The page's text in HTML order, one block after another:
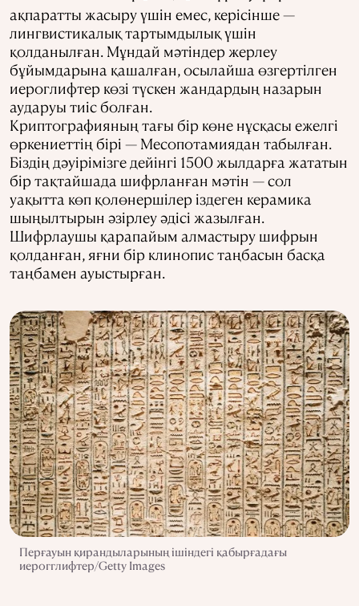
ақпаратты жасыру үшін емес, керісінше —
лингвистикалық тартымдылық үшін
қолданылған. Мұндай мәтіндер жерлеу
бұйымдарына қашалған, осылайша өзгертілген
иероглифтер көзі түскен жандардың назарын
аударуы тиіс болған.
Криптографияның тағы бір көне нұсқасы ежелгі
өркениеттің бірі — Месопотамиядан табылған.
Біздің дәуірімізге дейінгі 1500 жылдарға жататын
бір тақтайшада шифрланған мәтін — сол
уақытта көп қолөнершілер іздеген керамика
шыңылтырын әзірлеу әдісі жазылған.
Шифрлаушы қарапайым алмастыру шифрын
қолданған, яғни бір клинопис таңбасын басқа
таңбамен ауыстырған.
Перғауын қирандыларының ішіндегі қабырғадағы
иерогглифтер/Getty Images